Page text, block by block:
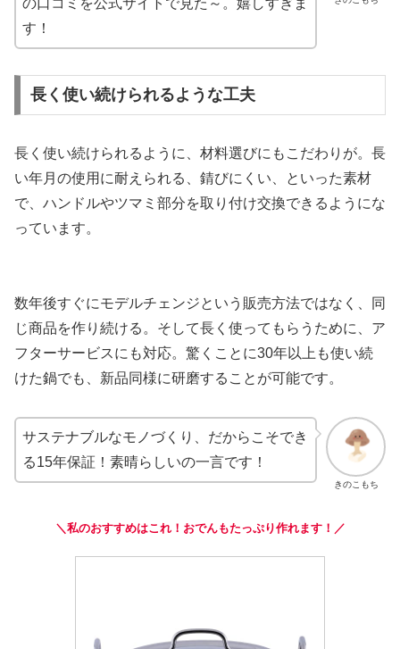
す！
長く使い続けられるような工夫
長く使い続けられるように、材料選びにもこだわりが。長
い年月の使用に耐えられる、錆びにくい、といった素材
で、ハンドルやツマミ部分を取り付け交換できるようにな
っています。
数年後すぐにモデルチェンジという販売方法ではなく、同
じ商品を作り続ける。そして長く使ってもらうために、ア
フターサービスにも対応。驚くことに30年以上も使い続
けた鍋でも、新品同様に研磨することが可能です。
きのこもち
サステナブルなモノづくり、だからこそでき
る15年保証！素晴らしいの一言です！
＼私のおすすめはこれ！おでんもたっぷり作れます！／